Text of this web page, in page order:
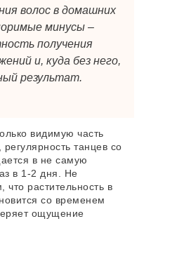
видимую часть
регулярность танцев со
в не самую
в 1-2 дня. Не
растительность в
со временем
ощущение
волос в домашних
минусы –
получения
и, куда без него,
результат.